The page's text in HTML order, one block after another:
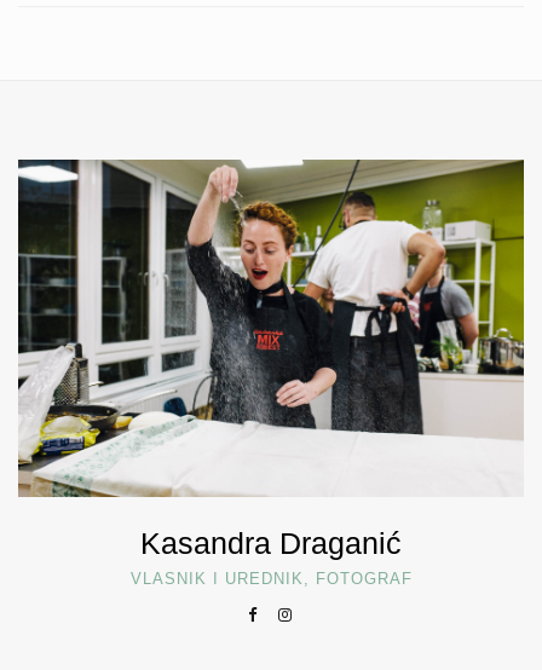
Kasandra Draganić
VLASNIK I UREDNIK, FOTOGRAF